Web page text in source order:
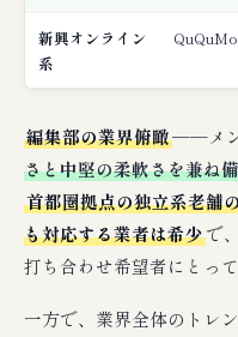
新興オンライン
系
編集部の業界俯瞰──メン
さと中堅の柔軟さを兼ね
首都圏拠点の独立系老舗
も対応する業者は希少で
打ち合わせ希望者にとっ
一方で、業界全体のトレ